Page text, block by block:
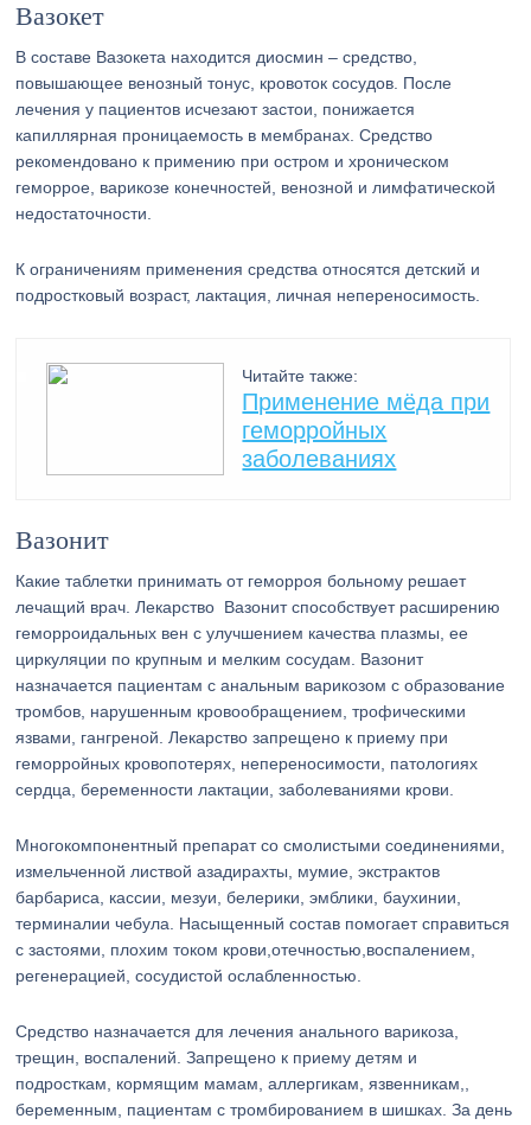
Вазокет
В составе Вазокета находится диосмин – средство,
повышающее венозный тонус, кровоток сосудов. После
лечения у пациентов исчезают застои, понижается
капиллярная проницаемость в мембранах. Средство
рекомендовано к примению при остром и хроническом
геморрое, варикозе конечностей, венозной и лимфатической
недостаточности.
К ограничениям применения средства относятся детский и
подростковый возраст, лактация, личная непереносимость.
Читайте также:
Применение мёда при
геморройных
заболеваниях
Вазонит
Какие таблетки принимать от геморроя больному решает
лечащий врач. Лекарство Вазонит способствует расширению
геморроидальных вен с улучшением качества плазмы, ее
циркуляции по крупным и мелким сосудам. Вазонит
назначается пациентам с анальным варикозом с образование
тромбов, нарушенным кровообращением, трофическими
язвами, гангреной. Лекарство запрещено к приему при
геморройных кровопотерях, непереносимости, патологиях
сердца, беременности лактации, заболеваниями крови.
Многокомпонентный препарат со смолистыми соединениями,
измельченной листвой азадирахты, мумие, экстрактов
барбариса, кассии, мезуи, белерики, эмблики, баухинии,
терминалии чебула. Насыщенный состав помогает справиться
с застоями, плохим током крови,отечностью,воспалением,
регенерацией, сосудистой ослабленностью.
Средство назначается для лечения анального варикоза,
трещин, воспалений. Запрещено к приему детям и
подросткам, кормящим мамам, аллергикам, язвенникам,,
беременным, пациентам с тромбированием в шишках. За день